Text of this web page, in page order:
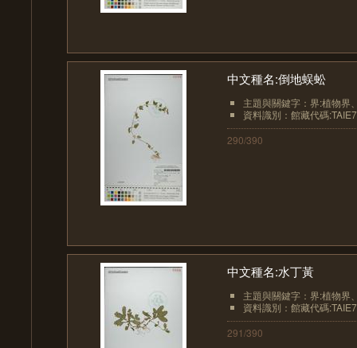
中文種名:倒地蜈蚣
主題與關鍵字：界:植物界
資料識別：館藏代碼
290/390
中文種名:水丁黃
主題與關鍵字：界:植物界
資料識別：館藏代碼
291/390